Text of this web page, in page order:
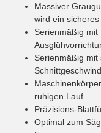
Massiver
wird ein
Serienmäßig mit
Serienmäßig mit
ruhigen Lauf
Präzisions-
Optimal zum